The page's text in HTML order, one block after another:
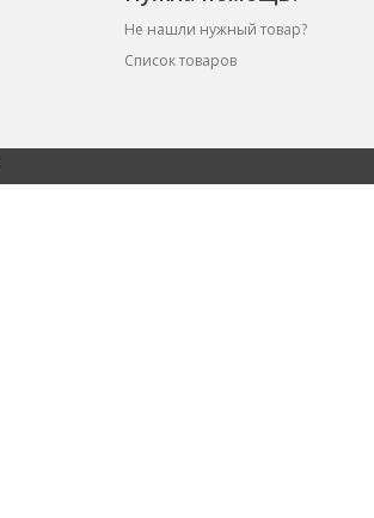
Не нашли нужный товар?
Список товаров